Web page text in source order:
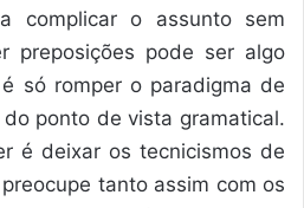
complicar o assunto sem
preposições pode ser algo
só romper o paradigma de
ponto de vista gramatical.
é deixar os tecnicismos de
tanto assim com os